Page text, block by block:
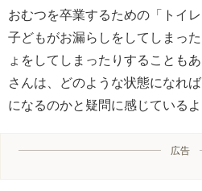
おむつを卒業するための「トイ
子どもがお漏らしをしてしまっ
ょをしてしまったりすることも
さんは、どのような状態になれ
になるのかと疑問に感じているよ
広告